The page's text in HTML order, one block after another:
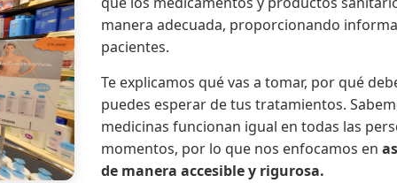
manera adecuada, proporcionando
pacientes.
Te explicamos qué vas a tomar, por qué
puedes esperar de tus tratamientos.
medicinas funcionan igual en todas las
momentos, por lo que nos enfocamos en
de manera accesible y rigurosa.